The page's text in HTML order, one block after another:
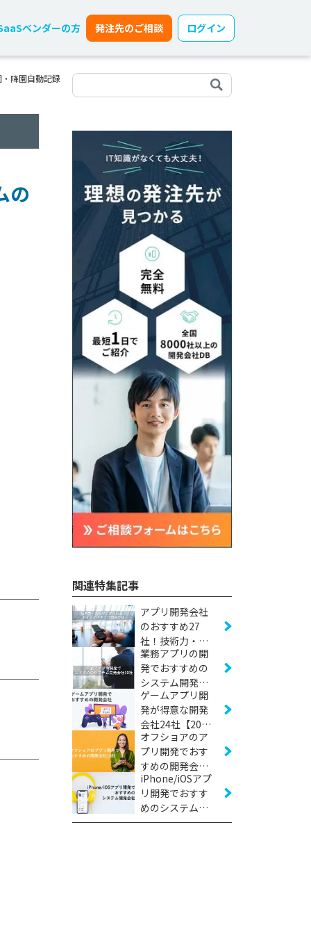
ベンダーの方 発注先のご相談 ログイン
降園自動記録
の
関連特集記事
アプリ開発会社
のおすすめ27
社！技術力・実
績などから厳選
【2026年版】
業務アプリの開
発でおすすめの
システム開発会
社10社【2026年
版】
ゲームアプリ開
発が得意な開発
会社24社【2026
年版】
オフショアのア
プリ開発でおす
すめの開発会社
10社【2026年
版】
iPhone/iOSアプ
リ開発でおすす
めのシステム開
発会社17社